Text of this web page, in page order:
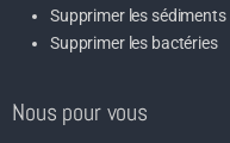
Supprimer les sédiments
Supprimer les bactéries
Nous pour vous